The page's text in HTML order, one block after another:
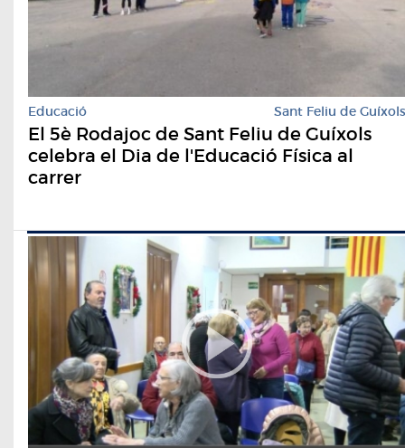
Educació Sant Feliu de Guíxols
El 5è Rodajoc de Sant Feliu de Guíxols
celebra el Dia de l'Educació Física al
carrer